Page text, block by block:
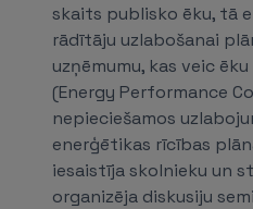
skaits publisko ēku, tā
rādītāju uzlabošanai
uzņēmumu, kas veic
(Energy Performance
nepieciešamos
enerģētikas rīcības
iesaistīja skolnieku un
organizēja diskusiju